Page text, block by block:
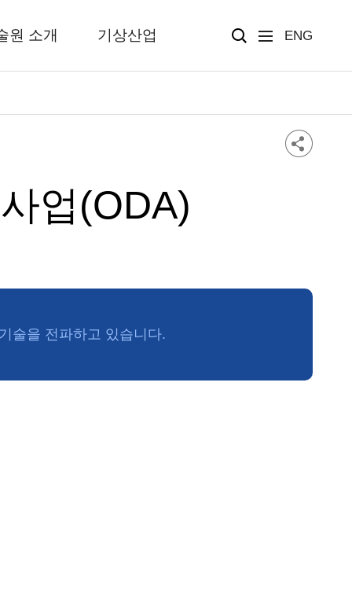
원 소개 기상산업 ENG
업(ODA)
술을 전파하고 있습니다.